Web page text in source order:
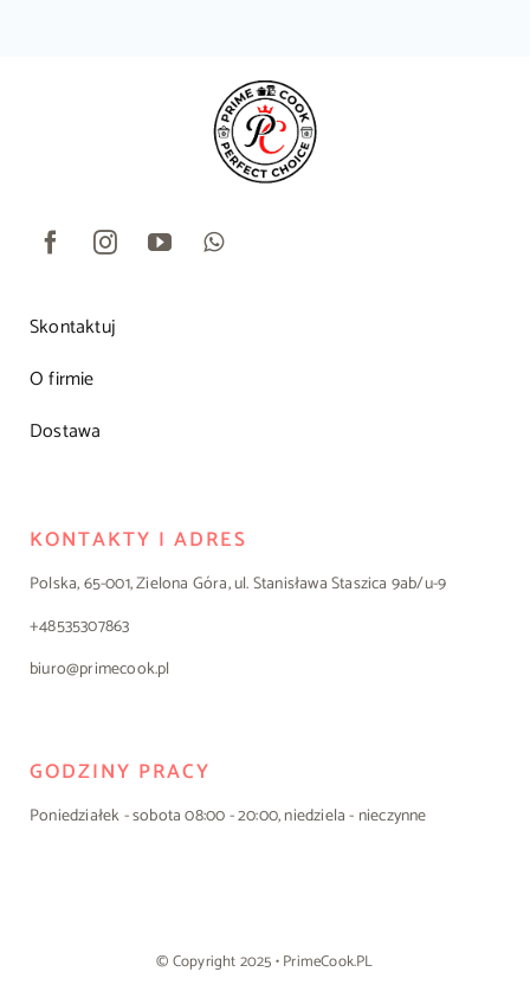
Skontaktuj
O firmie
Dostawa
KONTAKTY I ADRES
Polska, 65-001, Zielona Góra, ul. Stanisława Staszica 9ab/u-9
+48535307863
biuro@primecook.pl
GODZINY PRACY
Poniedziałek - sobota 08:00 - 20:00, niedziela - nieczynne
© Copyright 2025 • PrimeCook.PL